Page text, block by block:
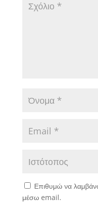
Επιθυμώ να
μέσω email.